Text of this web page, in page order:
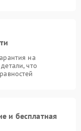
на
что
и бесплатная